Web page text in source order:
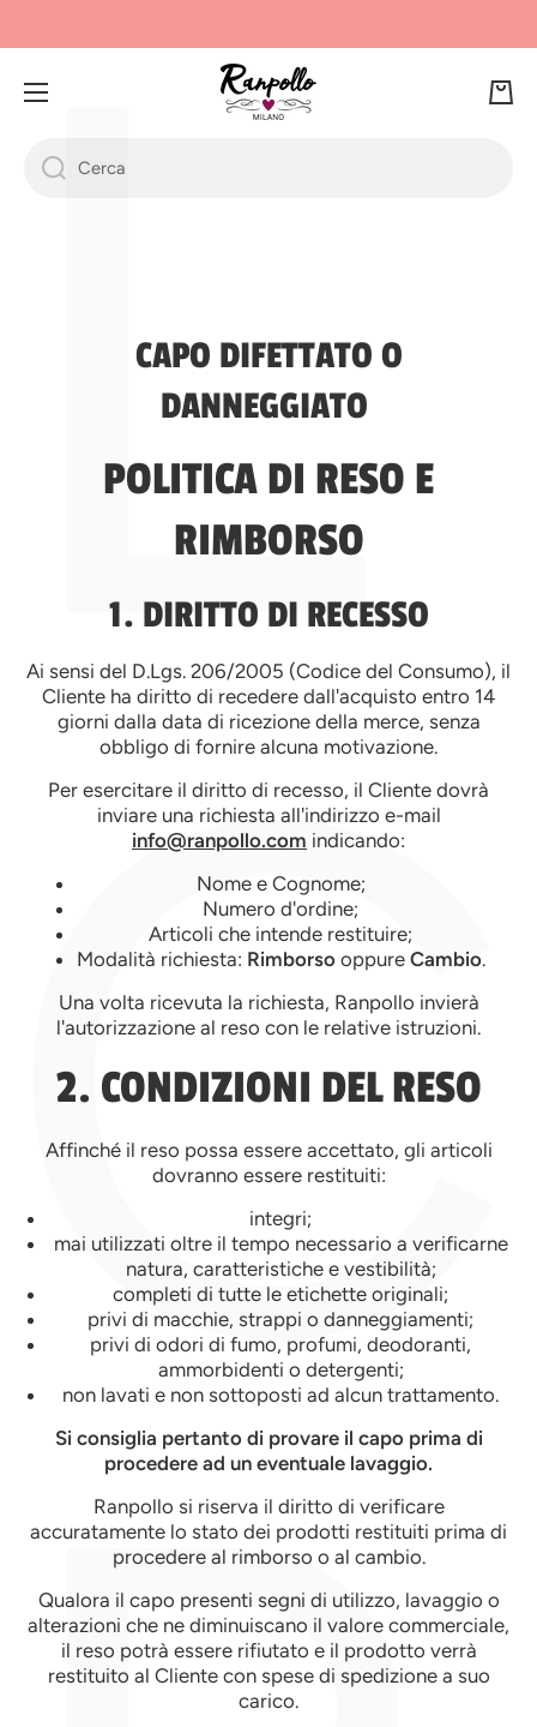
L
C
Γ
rre
Cerca
CAPO DIFETTATO O
DANNEGGIATO
POLITICA DI RESO E
RIMBORSO
1. DIRITTO DI RECESSO
Ai sensi del D.Lgs. 206/2005 (Codice del Consumo), il
Cliente ha diritto di recedere dall'acquisto entro 14
giorni dalla data di ricezione della merce, senza
obbligo di fornire alcuna motivazione.
Per esercitare il diritto di recesso, il Cliente dovrà
inviare una richiesta all'indirizzo e-mail
info@ranpollo.com indicando:
Nome e Cognome;
Numero d'ordine;
Articoli che intende restituire;
Modalità richiesta: Rimborsooppure Cambio.
Una volta ricevuta la richiesta, Ranpollo invierà
l'autorizzazione al reso con le relative istruzioni.
2. CONDIZIONI DEL RESO
Affinché il reso possa essere accettato, gli articoli
dovranno essere restituiti:
integri;
mai utilizzati oltre il tempo necessario a verificarne
natura, caratteristiche e vestibilità;
completi di tutte le etichette originali;
privi di macchie, strappi o danneggiamenti;
privi di odori di fumo, profumi, deodoranti,
ammorbidenti o detergenti;
non lavati e non sottoposti ad alcun trattamento.
Si consiglia pertanto di provare il capo prima di
procedere ad un eventuale lavaggio.
Ranpollo si riserva il diritto di verificare
accuratamente lo stato dei prodotti restituiti prima di
procedere al rimborso o al cambio.
Qualora il capo presenti segni di utilizzo, lavaggio o
alterazioni che ne diminuiscano il valore commerciale,
il reso potrà essere rifiutato e il prodotto verrà
restituito al Cliente con spese di spedizione a suo
carico.